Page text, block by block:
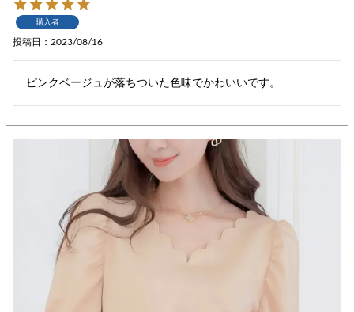
購入者
投稿日 2023/08/16
ピンクベージュが落ちついた色味でかわいいです。